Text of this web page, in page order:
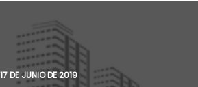
17 DE JUNIO DE 2019